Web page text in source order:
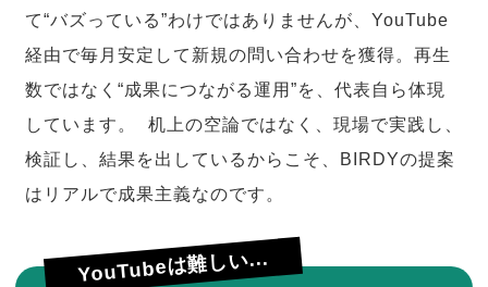
て“バズっている”わけではありませんが、YouTube
経由で毎月安定して新規の問い合わせを獲得。再生
数ではなく“成果につながる運用”を、代表自ら体現
しています。 机上の空論ではなく、現場で実践し、
検証し、結果を出しているからこそ、BIRDYの提案
はリアルで成果主義なのです。
YouTubeは難しい...